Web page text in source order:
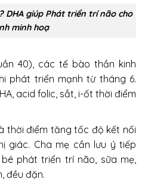
DHA giúp Phát triển trí não cho
minh hoạ
40), các tế bào thần kinh
phát triển mạnh từ tháng 6.
acid folic, sắt, i-ốt thời điểm
thời điểm tăng tốc độ kết nối
giác. Cha mẹ cần lưu ý tiếp
phát triển trí não, sữa mẹ,
đều đặn.